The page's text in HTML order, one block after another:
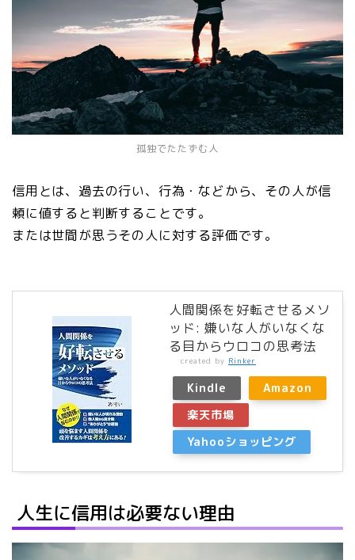
孤独でたたずむ人
信用とは、過去の行い、行為・などから、その人が信
頼に値すると判断することです。
または世間が思うその人に対する評価です。
人間関係を好転させるメソ
ッド: 嫌いな人がいなくな
る目からウロコの思考法
created by Rinker
Kindle
Amazon
楽天市場
Yahooショッピング
人生に信用は必要ない理由